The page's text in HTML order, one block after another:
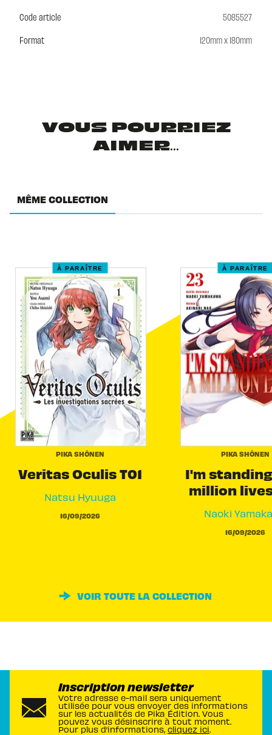
Code article
5085527
Format
120mm x 180mm
VOUS POURRIEZ
AIMER...
MÊME COLLECTION
À PARAÎTRE
PIKA SHÔNEN
Veritas Oculis T01
Natsu Hyuuga
16/09/2026
À PARAÎTRE
PIKA SHÔNEN
I'm
million
Naoki
16/09/2026
VOIR TOUTE LA COLLECTION
Inscription newsletter
Votre adresse e-mail sera uniquement
utilisée pour vous envoyer des informations
sur les actualités de Pika Édition. Vous
pouvez vous désinscrire à tout moment.
Pour plus d’informations, cliquez ici.